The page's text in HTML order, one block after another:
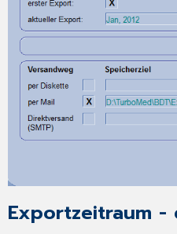
Exportzeitraum